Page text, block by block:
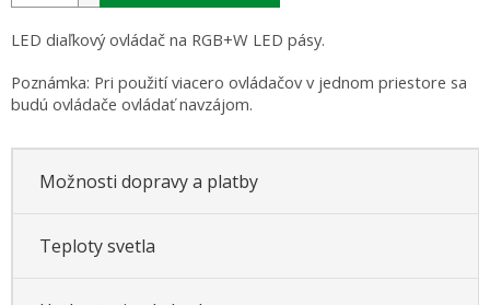
LED diaľkový ovládač na RGB+W LED pásy.
Poznámka: Pri použití viacero ovládačov v jednom priestore sa
budú ovládače ovládať navzájom.
Možnosti dopravy a platby
Teploty svetla